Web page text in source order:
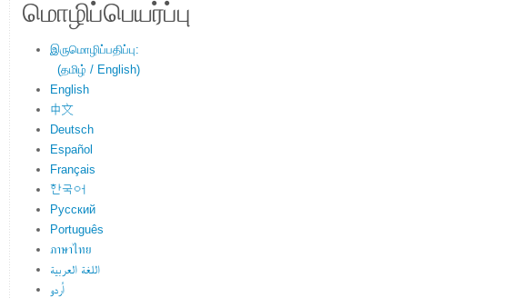
மொழிப்பெயர்ப்பு
இருமொழிப்பதிப்பு:
(தமிழ் / English)
English
中文
Deutsch
Español
Français
한국어
Русский
Português
ภาษาไทย
اللغة العربية
اُردو